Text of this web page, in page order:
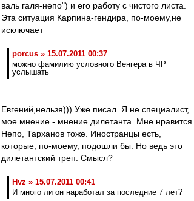
валь галя-непо") и его работу с чистого листа.
Эта ситуация Карпина-гендира, по-моему,не
исключает
porcus » 15.07.2011 00:37
можно фамилию условного Венгера в ЧР
услышать
Евгений,нельзя))) Уже писал. Я не специалист,
мое мнение - мнение дилетанта. Мне нравится
Непо, Тарханов тоже. Иностранцы есть,
которые, по-моему, подошли бы. Но ведь это
дилетантский треп. Смысл?
Hvz » 15.07.2011 00:41
И много ли он наработал за последние 7 лет?